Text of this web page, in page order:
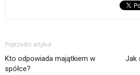
Poprzedni artykuł
Kto odpowiada majątkiem w
spółce?
Jak